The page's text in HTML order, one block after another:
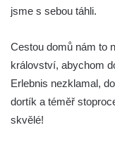
jsme s sebou táhli.
Cestou domů nám to
království, abychom
Erlebnis nezklamal,
dortík a téměř
skvělé!